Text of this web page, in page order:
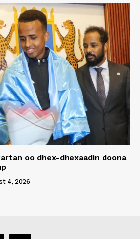
oo dhex-dhexaadin doona
4, 2026